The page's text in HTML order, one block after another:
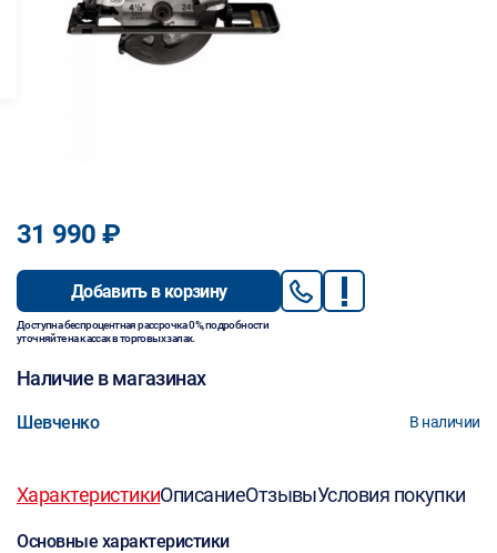
31 990 ₽
Добавить в корзину
Доступна беспроцентная рассрочка 0%, подробности
уточняйте на кассах в торговых залах.
Наличие в магазинах
Шевченко В наличии
ХарактеристикиОписаниеОтзывыУсловия покупки
Основные характеристики